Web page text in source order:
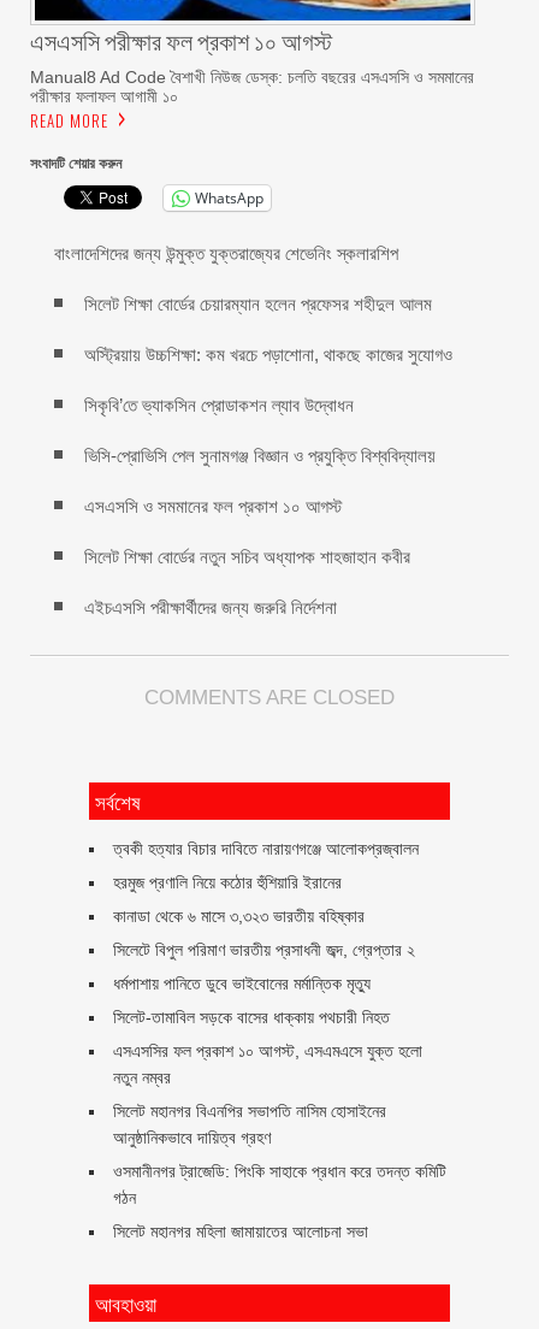
এসএসসি পরীক্ষার ফল প্রকাশ ১০ আগস্ট
Manual8 Ad Code বৈশাখী নিউজ ডেস্ক: চলতি বছরের এসএসসি ও সমমানের
পরীক্ষার ফলাফল আগামী ১০
READ MORE
সংবাদটি শেয়ার করুন
WhatsApp
বাংলাদেশিদের জন্য উন্মুক্ত যুক্তরাজ্যের শেভেনিং স্কলারশিপ
সিলেট শিক্ষা বোর্ডের চেয়ারম্যান হলেন প্রফেসর শহীদুল আলম
অস্ট্রিয়ায় উচ্চশিক্ষা: কম খরচে পড়াশোনা, থাকছে কাজের সুযোগও
সিকৃবি’তে ভ্যাকসিন প্রোডাকশন ল্যাব উদ্বোধন
ভিসি-প্রোভিসি পেল সুনামগঞ্জ বিজ্ঞান ও প্রযুক্তি বিশ্ববিদ্যালয়
এসএসসি ও সমমানের ফল প্রকাশ ১০ আগস্ট
সিলেট শিক্ষা বোর্ডের নতুন সচিব অধ্যাপক শাহজাহান কবীর
এইচএসসি পরীক্ষার্থীদের জন্য জরুরি নির্দেশনা
COMMENTS ARE CLOSED
সর্বশেষ
ত্বকী হত্যার বিচার দাবিতে নারায়ণগঞ্জে আলোকপ্রজ্বালন
হরমুজ প্রণালি নিয়ে কঠোর হুঁশিয়ারি ইরানের
কানাডা থেকে ৬ মাসে ৩,৩২৩ ভারতীয় বহিষ্কার
সিলেটে বিপুল পরিমাণ ভারতীয় প্রসাধনী জব্দ, গ্রেপ্তার ২
ধর্মপাশায় পানিতে ডুবে ভাইবোনের মর্মান্তিক মৃত্যু
সিলেট-তামাবিল সড়কে বাসের ধাক্কায় পথচারী নিহত
এসএসসির ফল প্রকাশ ১০ আগস্ট, এসএমএসে যুক্ত হলো
নতুন নম্বর
সিলেট মহানগর বিএনপির সভাপতি নাসিম হোসাইনের
আনুষ্ঠানিকভাবে দায়িত্ব গ্রহণ
ওসমানীনগর ট্রাজেডি: পিংকি সাহাকে প্রধান করে তদন্ত কমিটি
গঠন
সিলেট মহানগর মহিলা জামায়াতের আলোচনা সভা
আবহাওয়া